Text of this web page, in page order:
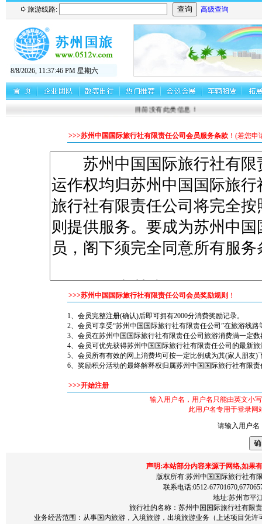
旅游线路: 高级查询
8/8/2026, 11:37:46 PM 星期六
目前没有此类信息！
>>>苏州中国国际旅行社有限责任公司会员服务条款 ！(若您
>>>苏州中国国际旅行社有限责任公司会员奖励规则 ！
1、会员完整注册(确认)后即可拥有2000分消费奖励记录。
2、会员可享受“苏州中国国际旅行社有限责任公司”在旅游线
3、会员在苏州中国国际旅行社有限责任公司旅游消费满一定
4、会员可优先获得苏州中国国际旅行社有限责任公司的最新
5、会员所有有效的网上消费均可按一定比例成为其(家人朋友)
6、奖励积分活动的最终解释权归属苏州中国国际旅行社有限
>>>开始注册
输入用户名，用户名只能由英文小
此用户名专用于登录网
请输入用户名
声明:本站部分内容来源于网络,如果
版权所有:苏州中国国际旅行社有限
联系电话:0512-
地址:苏州市平
旅行社的名称：苏州中国国际旅行社有
业务经营范围：从事国内旅游，入境旅游，出境旅游业务（上述项目凭